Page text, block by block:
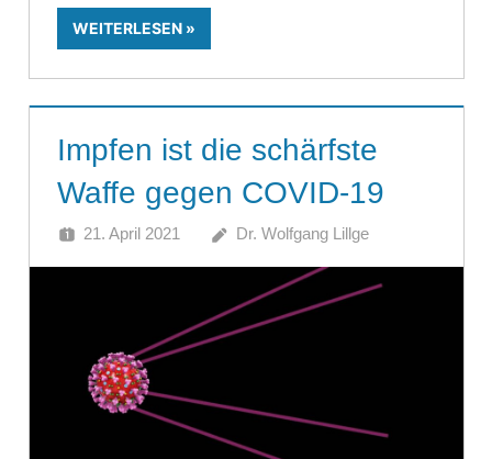
WEITERLESEN
Impfen ist die schärfste
Waffe gegen COVID-19
21. April 2021 Dr. Wolfgang Lillge